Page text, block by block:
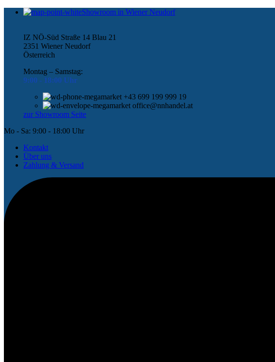
Showroom in Wiener Neudorf
IZ NÖ-Süd Straße 14 Blau 21
2351 Wiener Neudorf
Österreich
Montag – Samstag:
9:00 - 18:00 Uhr
+43 699 199 999 19
office@nnhandel.at
zur Showroom Seite
Mo - Sa: 9:00 - 18:00 Uhr
Kontakt
Über uns
Zahlung & Versand